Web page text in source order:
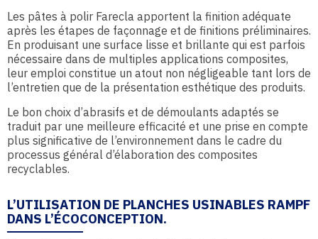
Les pâtes à polir Farecla apportent la finition adéquate
après les étapes de façonnage et de finitions préliminaires.
En produisant une surface lisse et brillante qui est parfois
nécessaire dans de multiples applications composites,
leur emploi constitue un atout non négligeable tant lors de
l’entretien que de la présentation esthétique des produits.
Le bon choix d’abrasifs et de démoulants adaptés se
traduit par une meilleure efficacité et une prise en compte
plus significative de l’environnement dans le cadre du
processus général d’élaboration des composites
recyclables.
L’UTILISATION DE PLANCHES USINABLES RAMPF
DANS L’ÉCOCONCEPTION.